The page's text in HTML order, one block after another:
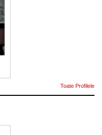
Toate Profilele